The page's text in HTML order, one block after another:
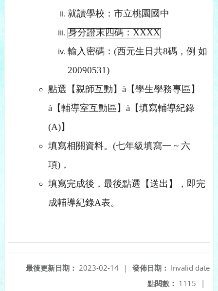
就讀學校：市立桃園國中
身分證末四碼：XXXX
輸入密碼：(西元生日共8碼，例 如
20090531)
點選【親師互動】 à 【學生學務專區】
à 【輔導室互動區】 à 【填寫輔導紀錄
(A)】
填寫相關資料。(七年級填寫一 ~ 六
項)，
填寫完成後， 最後點選【送出】，即完
成輔導紀錄A表。
發佈日期： Invalid date
最後更新日期： 2023-02-14
|
點閱數： 1115 |